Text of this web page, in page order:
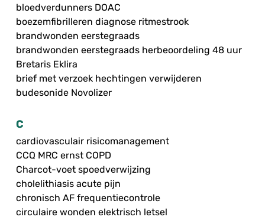
bloedverdunners DOAC
boezemfibrilleren diagnose ritmestrook
brandwonden eerstegraads
brandwonden eerstegraads herbeoordeling 48 uur
Bretaris Eklira
brief met verzoek hechtingen verwijderen
budesonide Novolizer
C
cardiovasculair risicomanagement
CCQ MRC ernst COPD
Charcot-voet spoedverwijzing
cholelithiasis acute pijn
chronisch AF frequentiecontrole
circulaire wonden elektrisch letsel